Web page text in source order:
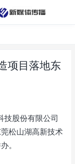
项目落地东
技股份有限公司
松山湖高新技术
。